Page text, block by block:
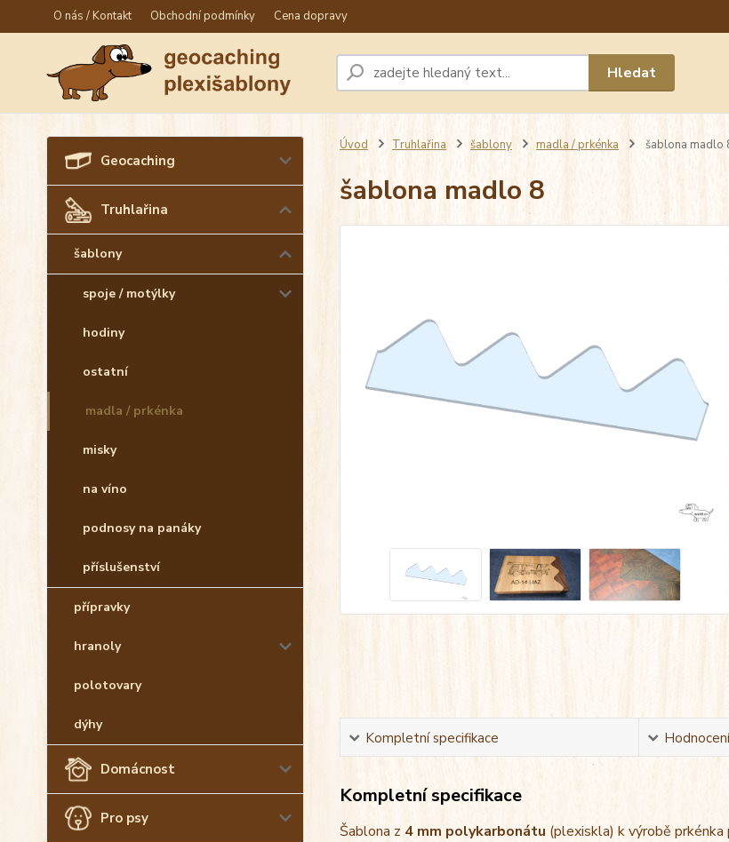
O nás / Kontakt Obchodní podmínky Cena dopravy
Hledat
Geocaching
Truhlařina
šablony
spoje / motýlky
hodiny
ostatní
madla / prkénka
misky
na víno
podnosy na panáky
příslušenství
přípravky
hranoly
polotovary
dýhy
Domácnost
Pro psy
Úvod Truhlařina šablony madla / prkénka šablona madlo
šablona madlo 8
Kompletní specifikace
Kompletní specifikace
Šablona z 4 mm polykarbonátu (plexiskla) k výrobě prkénka